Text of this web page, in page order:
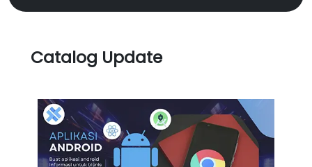
Catalog Update